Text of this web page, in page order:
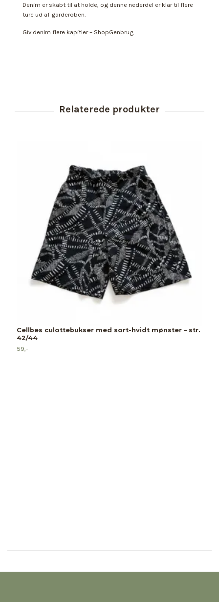
Denim er skabt til at holde, og denne nederdel er klar til flere
ture ud af garderoben.
Giv denim flere kapitler – ShopGenbrug.
Cellbes culottebukser med sort-hvidt mønster – str.
42/44
59,-